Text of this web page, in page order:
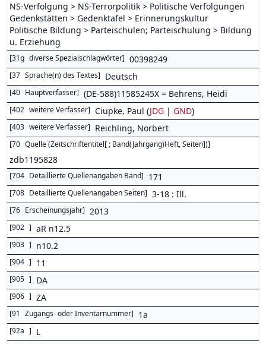
NS-Verfolgung > NS-Terrorpolitik > Politische Verfolgungen
Gedenkstätten > Gedenktafel > Erinnerungskultur
Politische Bildung > Parteischulen; Parteischulung > Bildung
u. Erziehung
[31g diverse Spezialschlagwörter] 00398249
[37 Sprache(n) des Textes] Deutsch
[40 Hauptverfasser] (DE-588)11585245X = Behrens, Heidi
[402 weitere Verfasser] Ciupke, Paul (JDG | GND)
[403 weitere Verfasser] Reichling, Norbert
[70 Quelle (Zeitschriftentitel[ ; Band(Jahrgang)Heft, Seiten])]
zdb1195828
[704 Detaillierte Quellenangaben Band] 171
[708 Detaillierte Quellenangaben Seiten] 3-18 : Ill.
[76 Erscheinungsjahr] 2013
[902 ] aR n12.5
[903 ] n10.2
[904 ] 11
[905 ] DA
[906 ] ZA
[91 Zugangs- oder Inventarnummer] 1a
[92a ] L